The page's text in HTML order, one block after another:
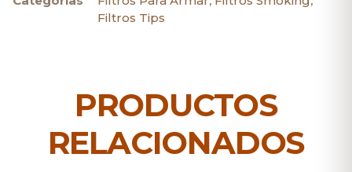
Filtros Tips
PRODUCTOS
RELACIONADOS